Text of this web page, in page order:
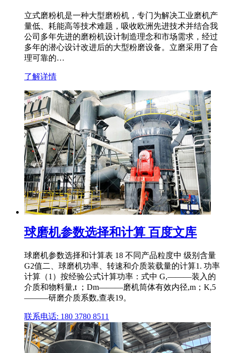
立式磨粉机是一种大型磨粉机，专门为解决工业磨机产
量低、耗能高等技术难题，吸收欧洲先进技术并结合我
公司多年先进的磨粉机设计制造理念和市场需求，经过
多年的潜心设计改进后的大型粉磨设备。立磨采用了合
理可靠的…
了解详情
球磨机参数选择和计算 百度文库
球磨机参数选择和计算表 18 不同产品粒度中 级别含量
G2值二、球磨机功率、转速和介质装载量的计算1. 功率
计算（1）按经验公式计算功率：式中 G,———装入的
介质和物料量,t ；Dm———磨机筒体有效内径,m；K,5
———研磨介质系数,查表19。
联系电话: 180 3780 8511